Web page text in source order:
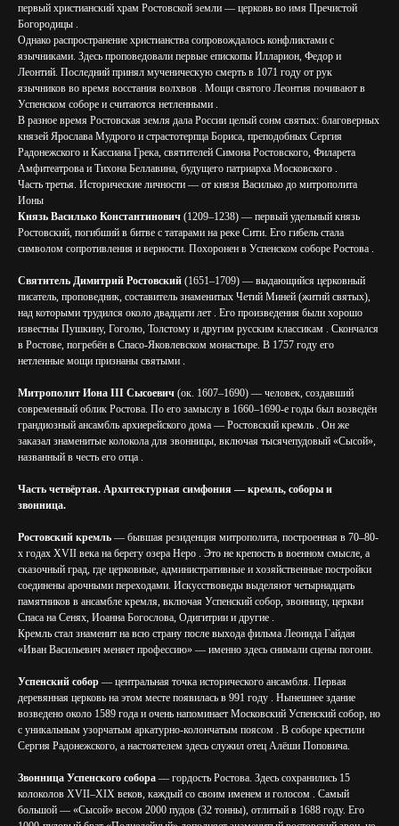
первый христианский храм Ростовской земли — церковь во имя Пречистой
Богородицы .
Однако распространение христианства сопровождалось конфликтами с
язычниками. Здесь проповедовали первые епископы Илларион, Федор и
Леонтий. Последний принял мученическую смерть в 1071 году от рук
язычников во время восстания волхвов . Мощи святого Леонтия почивают в
Успенском соборе и считаются нетленными .
В разное время Ростовская земля дала России целый сонм святых: благоверных
князей Ярослава Мудрого и страстотерпца Бориса, преподобных Сергия
Радонежского и Кассиана Грека, святителей Симона Ростовского, Филарета
Амфитеатрова и Тихона Беллавина, будущего патриарха Московского .
Часть третья. Исторические личности — от князя Василько до митрополита
Ионы
Князь Василько Константинович (1209–1238) — первый удельный князь
Ростовский, погибший в битве с татарами на реке Сити. Его гибель стала
символом сопротивления и верности. Похоронен в Успенском соборе Ростова .
Святитель Димитрий Ростовский (1651–1709) — выдающийся церковный
писатель, проповедник, составитель знаменитых Четий Миней (житий святых),
над которыми трудился около двадцати лет . Его произведения были хорошо
известны Пушкину, Гоголю, Толстому и другим русским классикам . Скончался
в Ростове, погребён в Спасо-Яковлевском монастыре. В 1757 году его
нетленные мощи признаны святыми .
Митрополит Иона III Сысоевич (ок. 1607–1690) — человек, создавший
современный облик Ростова. По его замыслу в 1660–1690-е годы был возведён
грандиозный ансамбль архиерейского дома — Ростовский кремль . Он же
заказал знаменитые колокола для звонницы, включая тысячепудовый «Сысой»,
названный в честь его отца .
Часть четвёртая. Архитектурная симфония — кремль, соборы и
звонница.
Ростовский кремль — бывшая резиденция митрополита, построенная в 70–80-
х годах XVII века на берегу озера Неро . Это не крепость в военном смысле, а
сказочный град, где церковные, административные и хозяйственные постройки
соединены арочными переходами. Искусствоведы выделяют четырнадцать
памятников в ансамбле кремля, включая Успенский собор, звонницу, церкви
Спаса на Сенях, Иоанна Богослова, Одигитрии и другие .
Кремль стал знаменит на всю страну после выхода фильма Леонида Гайдая
«Иван Васильевич меняет профессию» — именно здесь снимали сцены погони.
Успенский собор — центральная точка исторического ансамбля. Первая
деревянная церковь на этом месте появилась в 991 году . Нынешнее здание
возведено около 1589 года и очень напоминает Московский Успенский собор, но
с уникальным узорчатым аркатурно-колончатым поясом . В соборе крестили
Сергия Радонежского, а настоятелем здесь служил отец Алёши Поповича.
Звонница Успенского собора — гордость Ростова. Здесь сохранились 15
колоколов XVII–XIX веков, каждый со своим именем и голосом . Самый
большой — «Сысой» весом 2000 пудов (32 тонны), отлитый в 1688 году. Его